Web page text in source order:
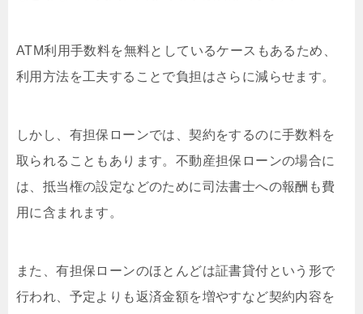
ATM利用手数料を無料としているケースもあるため、
利用方法を工夫することで負担はさらに減らせます。
しかし、有担保ローンでは、契約をするのに手数料を
取られることもあります。不動産担保ローンの場合に
は、抵当権の設定などのために司法書士への報酬も費
用に含まれます。
また、有担保ローンのほとんどは証書貸付という形で
行われ、予定よりも返済金額を増やすなど契約内容を